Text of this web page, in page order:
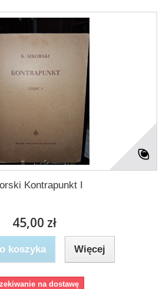
Kontrapunkt I
45,00 zł
koszyka Więcej
na dostawę